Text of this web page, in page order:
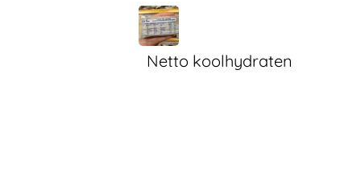
Netto koolhydraten